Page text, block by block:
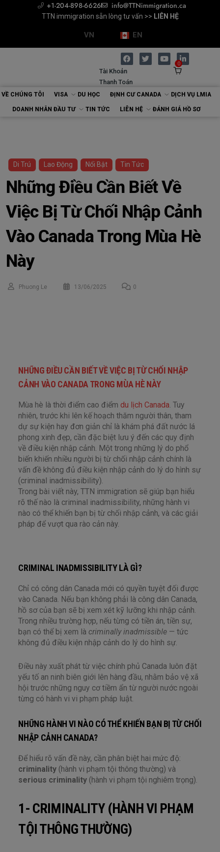
+1-204-898-6626 info@TTNimmigration.ca
TTN immigration sẵn lòng tư vấn >> LIÊN HỆ
Tư vấn cùng Chuyên gia Di trú >>ĐẶT LỊCH
Chuyên gia Di trú (RCIC) >>ĐÁNH GIÁ HỒ SƠ
TTN immigration sẵn lòng tư vấn >> LIÊN HỆ
Tư vấn cùng Chuyên gia Di trú >>ĐẶT LỊCH
VN EN
Tài Khoản
Thanh Toán
0
VỀ CHÚNG TÔI VISA DU HỌC ĐỊNH CƯ CANADA DỊCH VỤ LMIA
DOANH NHÂN ĐẦU TƯ TIN TỨC LIÊN HỆ ĐÁNH GIÁ HỒ SƠ
Di Trú Lao Động Nổi Bật Tin Tức
Những Điều Cần Biết Về
Việc Bị Từ Chối Nhập Cảnh
Vào Canada Trong Mùa Hè
Này
Phuong Le 13/06/2025 0
NHỮNG ĐIỀU CẦN BIẾT VỀ VIỆC BỊ TỪ CHỐI NHẬP
CẢNH VÀO CANADA TRONG MÙA HÈ NÀY
Mùa hè là thời điểm cao điểmdu lịch Canada . Tuy
nhiên, trước khi lên kế hoạch thăm người thân, tham
dự sự kiện hay đơn giản chỉ là khám phá đất nước lá
phong xinh đẹp, cần đặc biệt lưu ý đến các quy định
về điều kiện nhập cảnh. Một trong những lý do phổ
biến khiến nhiều người bị từ chối nhập cảnh chính là
vấn đề không đủ điều kiện nhập cảnh do lý do hình sự
(criminal inadmissibility).
Trong bài viết này, TTN immigration sẽ giúp bạn hiểu
rõ thế nào là criminal inadmissibility, những hành vi
nào có thể khiến bạn bị từ chối nhập cảnh, và các giải
pháp để vượt qua rào cản này.
CRIMINAL INADMISSIBILITY LÀ GÌ?
Chỉ có công dân Canada mới có quyền tuyệt đối được
vào Canada. Nếu bạn không phải là công dân Canada,
hồ sơ của bạn sẽ bị xem xét kỹ lưỡng khi nhập cảnh.
Trong nhiều trường hợp, nếu từng có tiền án, tiền sự,
bạn có thể bị xem làcriminally inadmissible — tức
không đủ điều kiện nhập cảnh do lý do hình sự.
Điều này xuất phát từ việc chính phủ Canada luôn đặt
yếu tố an ninh biên giới lên hàng đầu, nhằm bảo vệ xã
hội trước những nguy cơ tiềm ẩn từ người nước ngoài
từng có hành vi vi phạm pháp luật.
NHỮNG HÀNH VI NÀO CÓ THỂ KHIẾN BẠN BỊ TỪ CHỐI
NHẬP CẢNH CANADA?
Để hiểu rõ vấn đề này, cần phân biệt hai mức độ:
criminality (hành vi phạm tội thông thường) và
serious criminality (hành vi phạm tội nghiêm trọng).
1- CRIMINALITY (HÀNH VI PHẠM
TỘI THÔNG THƯỜNG)